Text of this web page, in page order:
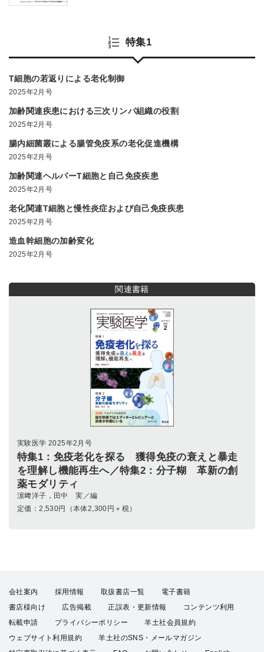
特集1
T細胞の若返りによる老化制御
2025年2月号
加齢関連疾患における三次リンパ組織の役割
2025年2月号
腸内細菌叢による腸管免疫系の老化促進機構
2025年2月号
加齢関連ヘルパーT細胞と自己免疫疾患
2025年2月号
老化関連T細胞と慢性炎症および自己免疫疾患
2025年2月号
造血幹細胞の加齢変化
2025年2月号
関連書籍
実験医学 2025年2月号
特集1：免疫老化を探る 獲得免疫の衰えと暴走
を理解し機能再生へ／特集2：分子糊 革新の創
薬モダリティ
濵﨑洋子，田中 実／編
定価：2,530円（本体2,300円＋税）
会社案内 採用情報 取扱書店一覧
電子書籍
書店様向け
広告掲載 正誤表・更新情報
コンテンツ利用
転載申請
プライバシーポリシー
羊土社会員規約
ウェブサイト利用規約
羊土社のSNS・メールマガジン